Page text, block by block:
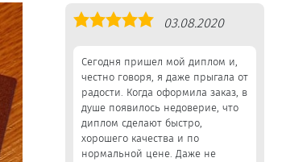
Оценка
03.08.2020
Сегодня пришел мой диплом и,
честно говоря, я даже прыгала от
радости. Когда оформила заказ, в
душе появилось недоверие, что
диплом сделают быстро,
хорошего качества и по
нормальной цене. Даже не